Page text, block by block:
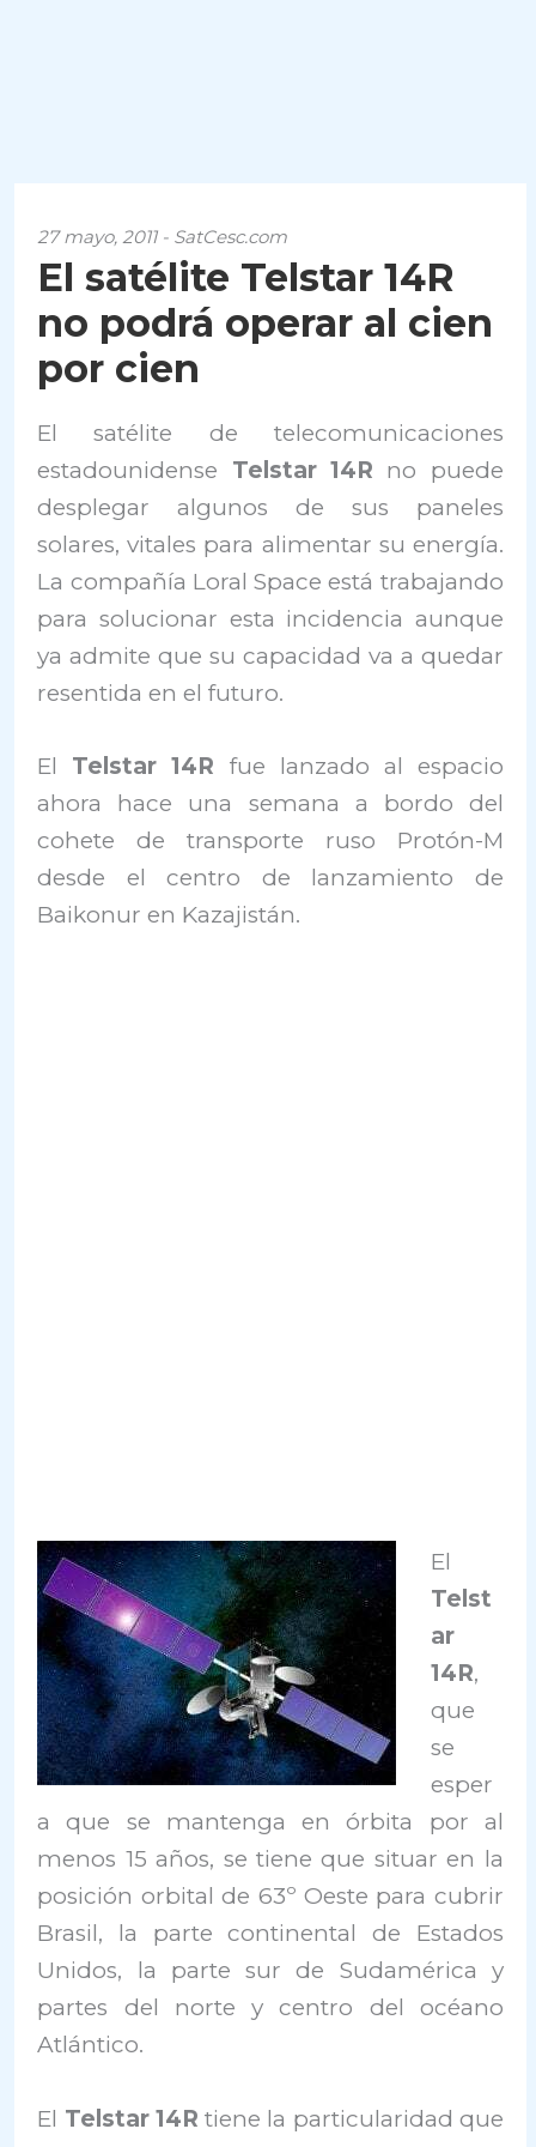
27 mayo, 2011 - SatCesc.com
El satélite Telstar 14R
no podrá operar al cien
por cien
El satélite de telecomunicaciones
estadounidense Telstar 14R no puede
desplegar algunos de sus paneles
solares, vitales para alimentar su energía.
La compañía Loral Space está trabajando
para solucionar esta incidencia aunque
ya admite que su capacidad va a quedar
resentida en el futuro.
El Telstar 14R fue lanzado al espacio
ahora hace una semana a bordo del
cohete de transporte ruso Protón-M
desde el centro de lanzamiento de
Baikonur en Kazajistán.
El
Telst
ar
14R,
que
se
esper
a que se mantenga en órbita por al
menos 15 años, se tiene que situar en la
posición orbital de 63º Oeste para cubrir
Brasil, la parte continental de Estados
Unidos, la parte sur de Sudamérica y
partes del norte y centro del océano
Atlántico.
El Telstar 14R tiene la particularidad que